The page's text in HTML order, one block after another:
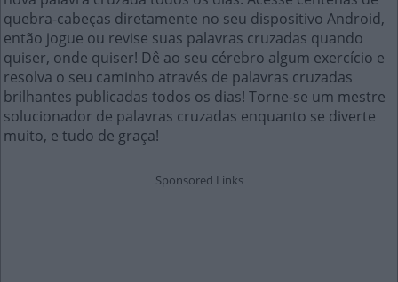
quebra-cabeças diretamente no seu dispositivo Android,
então jogue ou revise suas palavras cruzadas quando
quiser, onde quiser! Dê ao seu cérebro algum exercício e
resolva o seu caminho através de palavras cruzadas
brilhantes publicadas todos os dias! Torne-se um mestre
solucionador de palavras cruzadas enquanto se diverte
muito, e tudo de graça!